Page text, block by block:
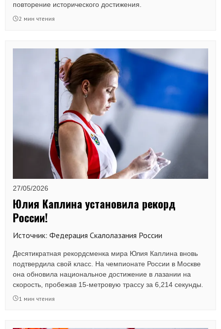
повторение исторического достижения.
2 мин чтения
27/05/2026
Юлия Каплина установила рекорд
России!
Источник: Федерация Скалолазания России
Десятикратная рекордсменка мира Юлия Каплина вновь
подтвердила свой класс. На чемпионате России в Москве
она обновила национальное достижение в лазании на
скорость, пробежав 15-метровую трассу за 6,214 секунды.
1 мин чтения